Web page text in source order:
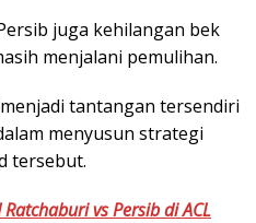
juga kehilangan bek
menjalani pemulihan.
tantangan tersendiri
menyusun strategi
tersebut.
vs Persib di ACL